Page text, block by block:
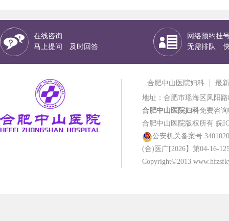
在线咨询
马上提问 及时回答
网络预约挂
无需排队
合肥中山医院妇科
最
地址：合肥市瑶海区凤阳路
合肥中山医院妇科免费咨询
合肥中山医院版权所有 皖
公安机关备案号
(合)医广[2026】第04-16-
Copyright©2013